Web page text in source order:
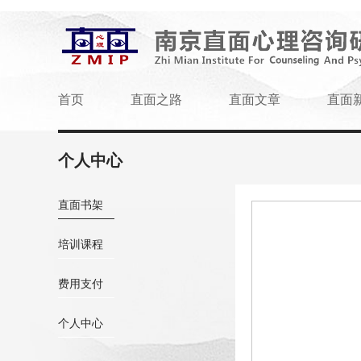
首页 直面之路 直面文章 直面
个人中心
直面书架
培训课程
费用支付
个人中心